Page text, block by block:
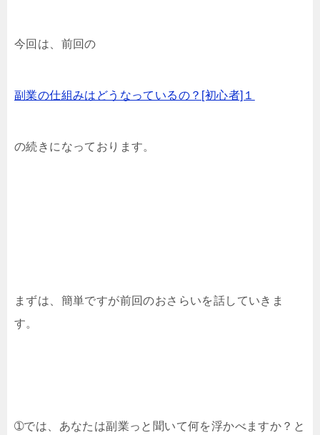
今回は、前回の
副業の仕組みはどうなっているの？[初心者]１
の続きになっております。
まずは、簡単ですが前回のおさらいを話していきま
す。
➀では、あなたは副業っと聞いて何を浮かべますか？と